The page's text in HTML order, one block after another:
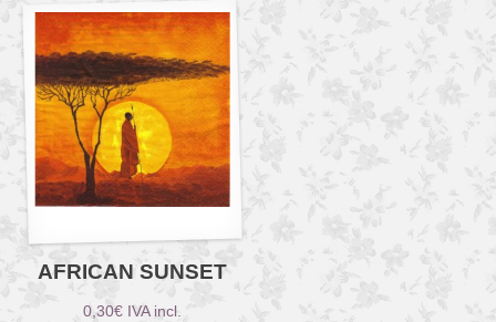
AFRICAN SUNSET
0,30€ IVA incl.